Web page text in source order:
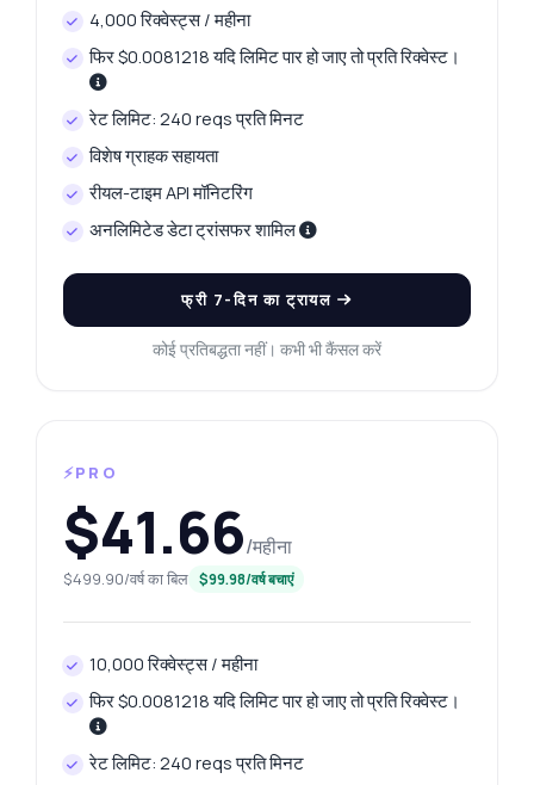
4,000 रिक्वेस्ट्स / महीना
फिर $0.0081218 यदि लिमिट पार हो जाए तो प्रति रिक्वेस्ट।
रेट लिमिट: 240 reqs प्रति मिनट
विशेष ग्राहक सहायता
रीयल-टाइम API मॉनिटरिंग
अनलिमिटेड डेटा ट्रांसफर शामिल
फ्री 7-दिन का ट्रायल
कोई प्रतिबद्धता नहीं। कभी भी कैंसल करें
⚡PRO
$41.66/महीना
$499.90/वर्ष का बिल $99.98/वर्ष बचाएं
10,000 रिक्वेस्ट्स / महीना
फिर $0.0081218 यदि लिमिट पार हो जाए तो प्रति रिक्वेस्ट।
रेट लिमिट: 240 reqs प्रति मिनट